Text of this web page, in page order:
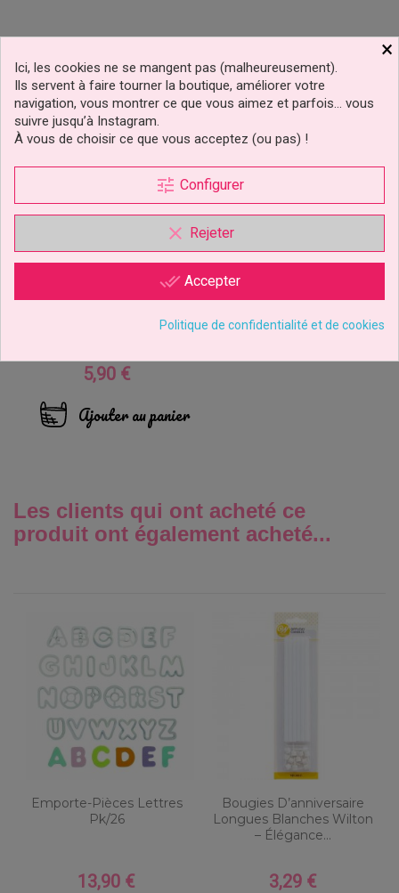
Prix
5,90 €
Ajouter au panier
Les clients qui ont acheté ce
produit ont également acheté...
Emporte-Pièces Lettres
Pk/26
Prix
13,90 €
Bougies D’anniversaire
Longues Blanches Wilton
– Élégance...
Prix
3,29 €
×
Ici, les cookies ne se mangent pas (malheureusement).
Ils servent à faire tourner la boutique, améliorer votre
navigation, vous montrer ce que vous aimez et parfois… vous
suivre jusqu’à Instagram.
À vous de choisir ce que vous acceptez (ou pas) !
tune Configurer
clear Rejeter
done_all Accepter
Politique de confidentialité et de cookies